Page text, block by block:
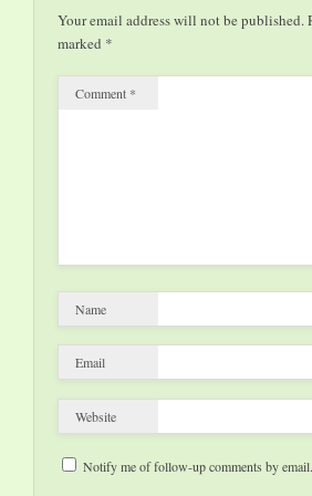
einem lang ersehnten
Erweiterungsbau, der
rund 1.500 m²
zusätzliche
Your email address will not be published.
marked *
Comment *
Name
Email
Website
Notify me of follow-up comments by email.